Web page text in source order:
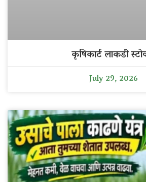
कृषिकार्ट लाकडी
July 29, 2026